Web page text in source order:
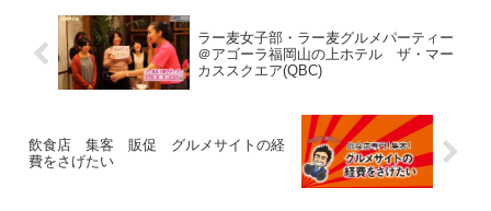
ラー麦女子部・ラー麦グルメパーティー
＠アゴーラ福岡山の上ホテル ザ・マー
カススクエア(QBC)
飲食店 集客 販促 グルメサイトの経
費をさげたい